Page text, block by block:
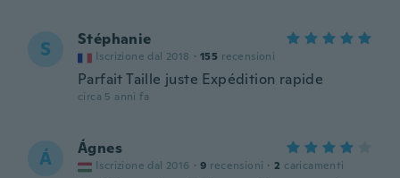
S Stéphanie
Iscrizione dal 2018 · 155 recensioni
Parfait Taille juste Expédition rapide
circa 5 anni fa
Á Ágnes
Iscrizione dal 2016 · 9 recensioni · 2 caricamenti